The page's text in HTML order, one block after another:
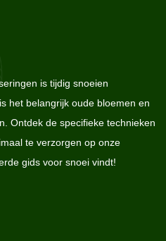
is tijdig snoeien
het belangrijk oude bloemen en
Ontdek de specifieke technieken
te verzorgen op onze
gids voor snoei vindt!